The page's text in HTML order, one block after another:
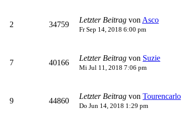
2 34759
Letzter Beitrag von Asco
Fr Sep 14, 2018 6:00 pm
7 40166
Letzter Beitrag von Suzie
Mi Jul 11, 2018 7:06 pm
9 44860
Letzter Beitrag von Tourencarlo
Do Jun 14, 2018 1:29 pm